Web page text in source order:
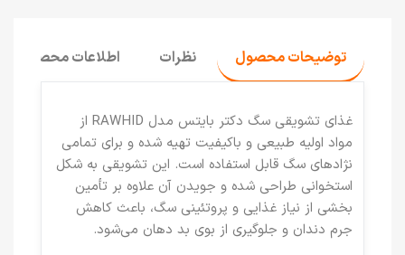
توضیحات محصول نظرات اطلاعات محصول
غذای تشویقی سگ دکتر بایتس مدل RAWHID
از
مواد اولیه طبیعی و باکیفیت تهیه شده و برای تمامی
نژادهای سگ قابل استفاده است. این تشویقی به شکل
استخوانی طراحی شده و جویدن آن علاوه بر تأمین
بخشی از نیاز غذایی و پروتئینی سگ، باعث کاهش
جرم دندان و جلوگیری از بوی بد دهان می‌شود.